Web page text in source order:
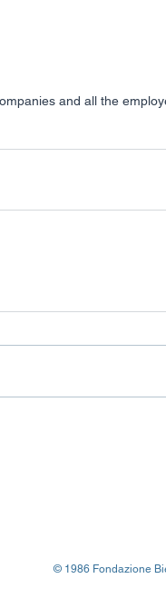
and all the
© 1986 Fondazione